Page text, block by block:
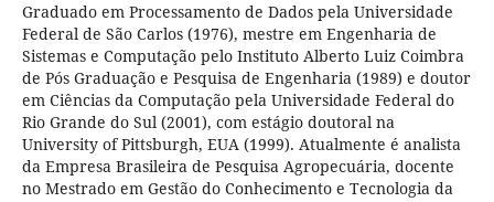
Graduado em Processamento de Dados pela Universidade
Federal de São Carlos (1976), mestre em Engenharia de
Sistemas e Computação pelo Instituto Alberto Luiz Coimbra
de Pós Graduação e Pesquisa de Engenharia (1989) e doutor
em Ciências da Computação pela Universidade Federal do
Rio Grande do Sul (2001), com estágio doutoral na
University of Pittsburgh, EUA (1999). Atualmente é analista
da Empresa Brasileira de Pesquisa Agropecuária, docente
no Mestrado em Gestão do Conhecimento e Tecnologia da